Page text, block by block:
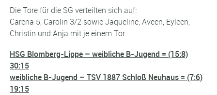
Die Tore für die SG verteilten sich auf:
Carena 5, Carolin 3/2 sowie Jaqueline, Aveen, Eyleen,
Christin und Anja mit je einem Tor.
HSG Blomberg-Lippe – weibliche B-Jugend = (15:8)
30:15
weibliche B-Jugend – TSV 1887 Schloß Neuhaus = (7:6)
19:15